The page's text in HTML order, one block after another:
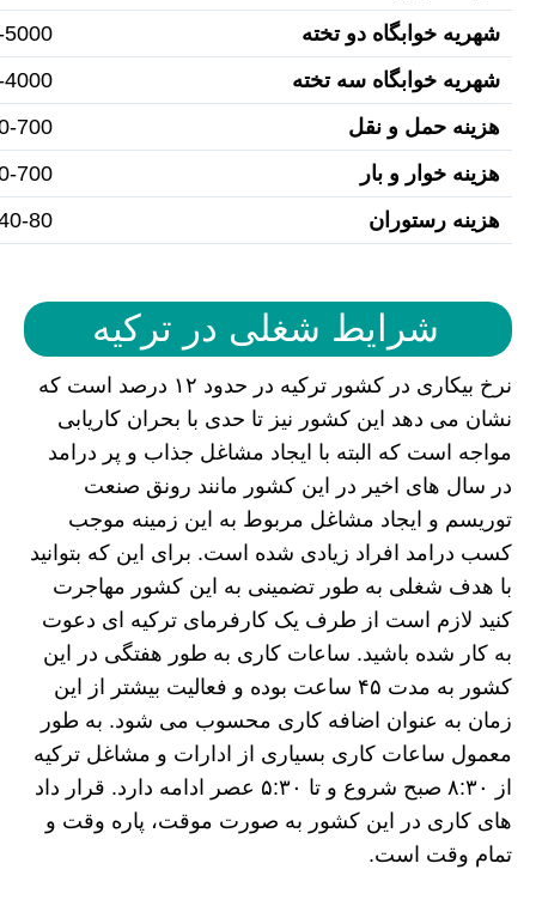
شهريه خوابگاه دو تخته
Lir
شهريه خوابگاه سه تخته
Lir
هزينه حمل و نقل
700 Lir
هزينه خوار و بار
700 Lir
هزينه رستوران
80 Lir
شرایط شغلی در ترکیه
نرخ بیکاری در کشور ترکیه در حدود ۱۲ درصد است که
نشان می دهد این کشور نیز تا حدی با بحران کاریابی
مواجه است که البته با ایجاد مشاغل جذاب و پر درامد
در سال های اخیر در این کشور مانند رونق صنعت
توریسم و ایجاد مشاغل مربوط به این زمینه موجب
کسب درامد افراد زیادی شده است. برای این که بتوانید
با هدف شغلی به طور تضمینی به این کشور مهاجرت
کنید لازم است از طرف یک کارفرمای ترکیه ای دعوت
به کار شده باشید. ساعات کاری به طور هفتگی در این
کشور به مدت ۴۵ ساعت بوده و فعالیت بیشتر از این
زمان به عنوان اضافه کاری محسوب می شود. به طور
معمول ساعات کاری بسیاری از ادارات و مشاغل ترکیه
از ۸:۳۰ صبح شروع و تا ۵:۳۰ عصر ادامه دارد. قرار داد
های کاری در این کشور به صورت موقت، پاره وقت و
تمام وقت است.